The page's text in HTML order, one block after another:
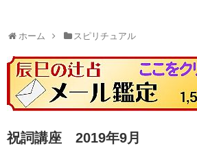
ホーム スピリチュアル
祝詞講座 2019年9月